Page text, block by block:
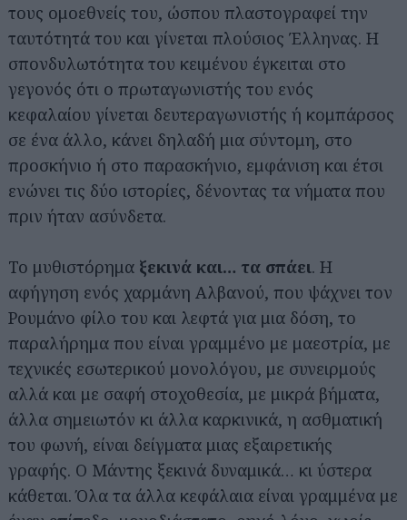
τους ομοεθνείς του, ώσπου πλαστογραφεί την
ταυτότητά του και γίνεται πλούσιος Έλληνας. Η
σπονδυλωτότητα του κειμένου έγκειται στο
γεγονός ότι ο πρωταγωνιστής του ενός
κεφαλαίου γίνεται δευτεραγωνιστής ή κομπάρσος
σε ένα άλλο, κάνει δηλαδή μια σύντομη, στο
προσκήνιο ή στο παρασκήνιο, εμφάνιση και έτσι
ενώνει τις δύο ιστορίες, δένοντας τα νήματα που
πριν ήταν ασύνδετα.
Το μυθιστόρημα ξεκινά και… τα σπάει. Η
αφήγηση ενός χαρμάνη Αλβανού, που ψάχνει τον
Ρουμάνο φίλο του και λεφτά για μια δόση, το
παραλήρημα που είναι γραμμένο με μαεστρία, με
τεχνικές εσωτερικού μονολόγου, με συνειρμούς
αλλά και με σαφή στοχοθεσία, με μικρά βήματα,
άλλα σημειωτόν κι άλλα καρκινικά, η ασθματική
του φωνή, είναι δείγματα μιας εξαιρετικής
γραφής. Ο Μάντης ξεκινά δυναμικά… κι ύστερα
κάθεται. Όλα τα άλλα κεφάλαια είναι γραμμένα με